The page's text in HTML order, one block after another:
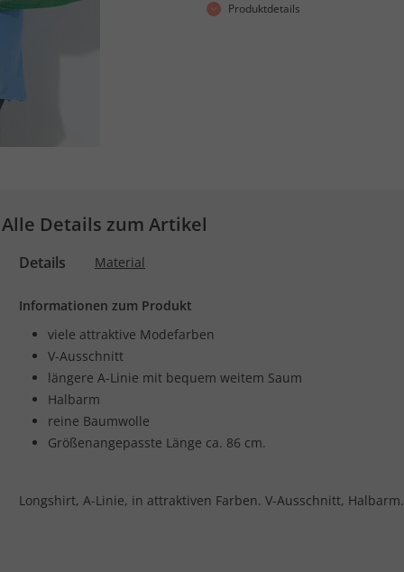
Produktdetails
Alle Details zum Artikel
Details Material
Informationen zum Produkt
viele attraktive Modefarben
V-Ausschnitt
längere A-Linie mit bequem weitem Saum
Halbarm
reine Baumwolle
Größenangepasste Länge ca. 86 cm.
Longshirt, A-Linie, in attraktiven Farben. V-Ausschnitt, Halbarm.